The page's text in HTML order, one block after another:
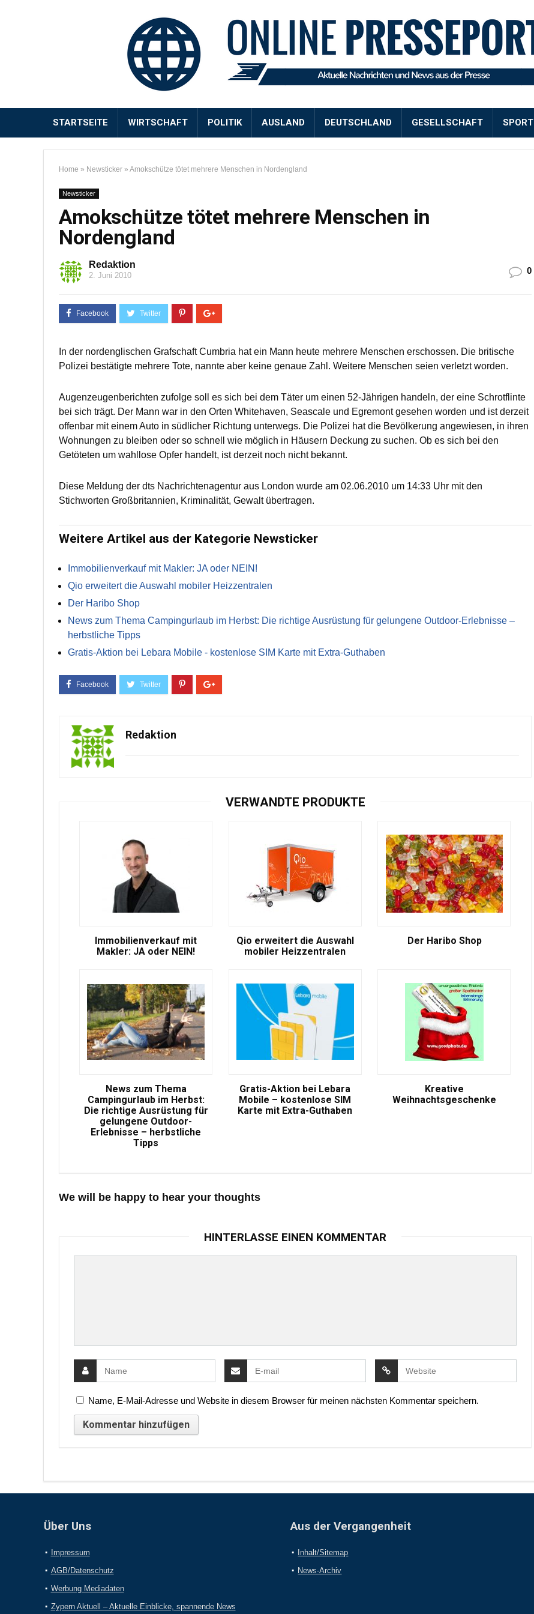
STARTSEITE WIRTSCHAFT POLITIK AUSLAND DEUTSCHLAND GESELLSCHAFT SPORT
Home » Newsticker » Amokschütze tötet mehrere Menschen in Nordengland
Newsticker
Amokschütze tötet mehrere Menschen in
Nordengland
Redaktion
2. Juni 2010 0
In der nordenglischen Grafschaft Cumbria hat ein Mann heute mehrere Menschen erschossen. Die britische
Polizei bestätigte mehrere Tote, nannte aber keine genaue Zahl. Weitere Menschen seien verletzt worden.
Augenzeugenberichten zufolge soll es sich bei dem Täter um einen 52-Jährigen handeln, der eine Schrotflinte
bei sich trägt. Der Mann war in den Orten Whitehaven, Seascale und Egremont gesehen worden und ist derzeit
offenbar mit einem Auto in südlicher Richtung unterwegs. Die Polizei hat die Bevölkerung angewiesen, in ihren
Wohnungen zu bleiben oder so schnell wie möglich in Häusern Deckung zu suchen. Ob es sich bei den
Getöteten um wahllose Opfer handelt, ist derzeit noch nicht bekannt.
Diese Meldung der dts Nachrichtenagentur aus London wurde am 02.06.2010 um 14:33 Uhr mit den
Stichworten Großbritannien, Kriminalität, Gewalt übertragen.
Weitere Artikel aus der Kategorie Newsticker
Immobilienverkauf mit Makler: JA oder NEIN!
Qio erweitert die Auswahl mobiler Heizzentralen
Der Haribo Shop
News zum Thema Campingurlaub im Herbst: Die richtige Ausrüstung für gelungene Outdoor-Erlebnisse –
herbstliche Tipps
Gratis-Aktion bei Lebara Mobile - kostenlose SIM Karte mit Extra-Guthaben
Redaktion
VERWANDTE PRODUKTE
Immobilienverkauf mit
Makler: JA oder NEIN!
Qio erweitert die Auswahl
mobiler Heizzentralen
Der Haribo Shop
News zum Thema
Campingurlaub im Herbst:
Die richtige Ausrüstung für
gelungene Outdoor-
Erlebnisse – herbstliche
Tipps
Gratis-Aktion bei Lebara
Mobile – kostenlose SIM
Karte mit Extra-Guthaben
Kreative
Weihnachtsgeschenke
We will be happy to hear your thoughts
HINTERLASSE EINEN KOMMENTAR
Name, E-Mail-Adresse und Website in diesem Browser für meinen nächsten Kommentar speichern.
Über Uns
Impressum
AGB/Datenschutz
Werbung Mediadaten
Zypern Aktuell – Aktuelle Einblicke, spannende News
Aus der Vergangenheit
Inhalt/Sitemap
News-Archiv